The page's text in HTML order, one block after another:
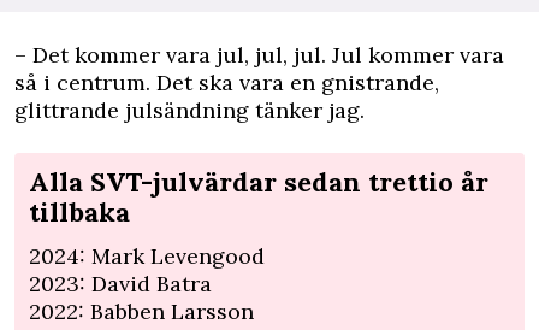
– Det kommer vara jul, jul, jul. Jul kommer vara
så i centrum. Det ska vara en gnistrande,
glittrande julsändning tänker jag.
Alla SVT-julvärdar sedan trettio år
tillbaka
2024: Mark Levengood
2023: David Batra
2022: Babben Larsson